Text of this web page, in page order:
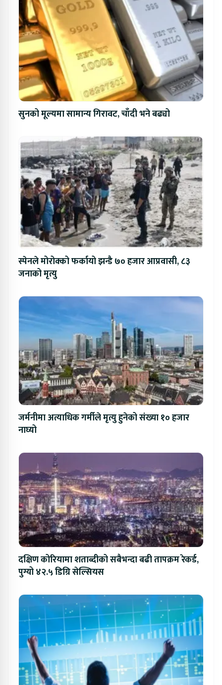
सुनको मूल्यमा सामान्य गिरावट, चाँदी भने बढ्यो
स्पेनले मोरोक्को फर्कायो झन्डै ७० हजार आप्रवासी, ८३
जनाको मृत्यु
जर्मनीमा अत्याधिक गर्मीले मृत्यु हुनेको संख्या १० हजार
नाघ्यो
दक्षिण कोरियामा शताब्दीको सबैभन्दा बढी तापक्रम रेकर्ड,
पुग्यो ४२.५ डिग्रि सेल्सियस